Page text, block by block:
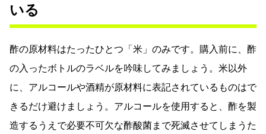
いる
酢の原材料はたったひとつ「米」のみです。購入前に、酢
の入ったボトルのラベルを吟味してみましょう。米以外
に、アルコールや酒精が原材料に表記されているものはで
きるだけ避けましょう。アルコールを使用すると、酢を製
造するうえで必要不可欠な酢酸菌まで死滅させてしまうた